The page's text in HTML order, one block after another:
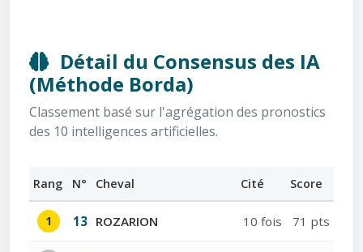
Détail du Consensus des IA
(Méthode Borda)
Classement basé sur l'agrégation des pronostics
des 10 intelligences artificielles.
Rang N° Cheval Cité Score
1 13 ROZARION 10 fois 71 pts